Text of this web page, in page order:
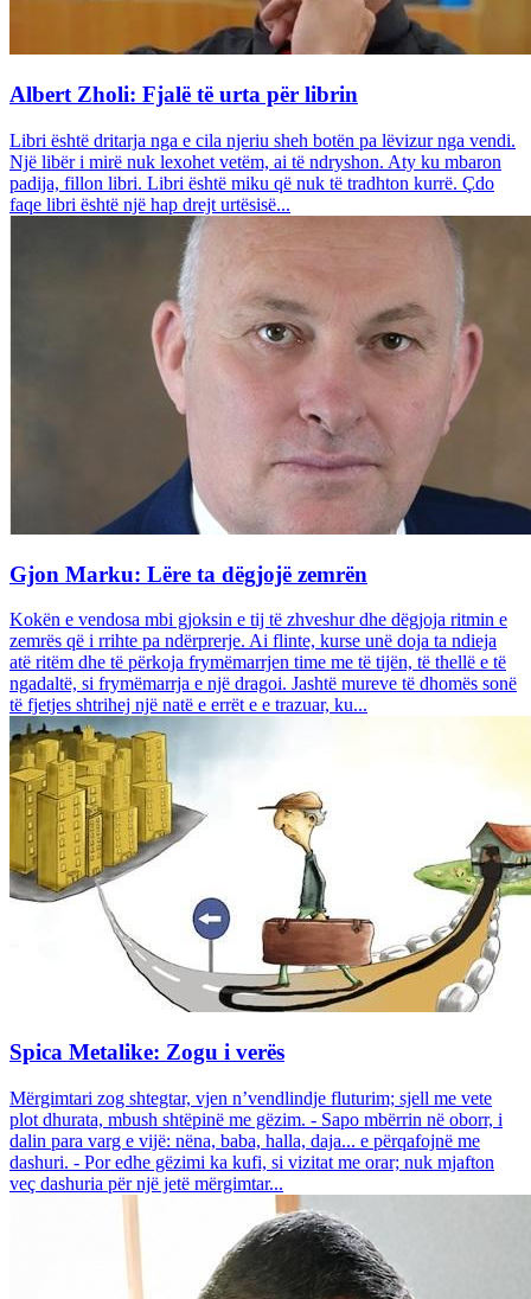
Albert Zholi: Fjalë të urta për librin
Libri është dritarja nga e cila njeriu sheh botën pa lëvizur nga vendi.
Një libër i mirë nuk lexohet vetëm, ai të ndryshon. Aty ku mbaron
padija, fillon libri. Libri është miku që nuk të tradhton kurrë. Çdo
faqe libri është një hap drejt urtësisë...
Gjon Marku: Lëre ta dëgjojë zemrën
Kokën e vendosa mbi gjoksin e tij të zhveshur dhe dëgjoja ritmin e
zemrës që i rrihte pa ndërprerje. Ai flinte, kurse unë doja ta ndieja
atë ritëm dhe të përkoja frymëmarrjen time me të tijën, të thellë e të
ngadaltë, si frymëmarrja e një dragoi. Jashtë mureve të dhomës sonë
të fjetjes shtrihej një natë e errët e e trazuar, ku...
Spica Metalike: Zogu i verës
Mërgimtari zog shtegtar, vjen n’vendlindje fluturim; sjell me vete
plot dhurata, mbush shtëpinë me gëzim. - Sapo mbërrin në oborr, i
dalin para varg e vijë: nëna, baba, halla, daja... e përqafojnë me
dashuri. - Por edhe gëzimi ka kufi, si vizitat me orar; nuk mjafton
veç dashuria për një jetë mërgimtar...